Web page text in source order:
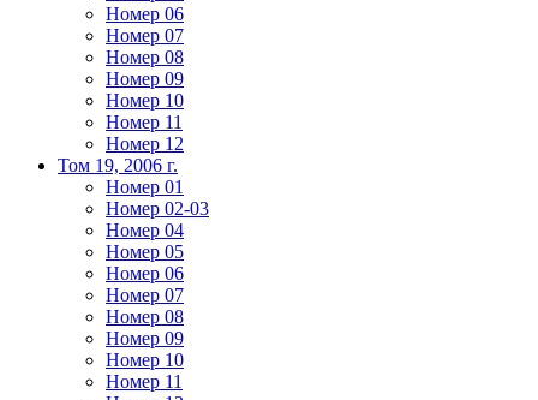
Номер 06
Номер 07
Номер 08
Номер 09
Номер 10
Номер 11
Номер 12
Том 19, 2006 г.
Номер 01
Номер 02-03
Номер 04
Номер 05
Номер 06
Номер 07
Номер 08
Номер 09
Номер 10
Номер 11